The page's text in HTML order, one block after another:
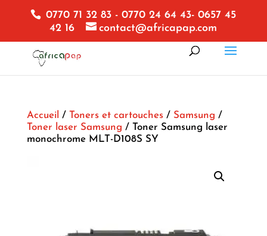
0770 71 32 83 - 0770 24 64 43- 0657 45
42 16
contact@africapap.com
Accueil / Toners et cartouches/ Samsung /
Toner laser Samsung / Toner Samsung laser
monochrome MLT-D108S SY